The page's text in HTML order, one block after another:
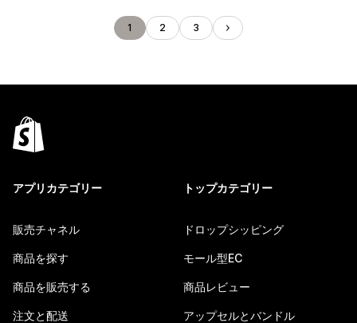
1 2 3
アプリカテゴリー
販売チャネル
商品を探す
商品を販売する
注文と配送
トップカテゴリー
ドロップシッピング
モール型EC
商品レビュー
アップセルとバンドル